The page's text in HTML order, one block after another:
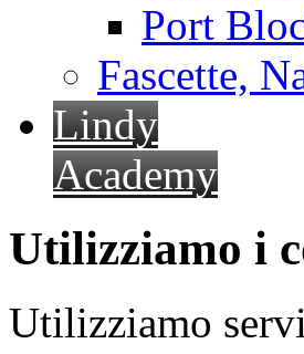
Port
Fascette,
Lindy
Academy
Utilizziamo i
Utilizziamo